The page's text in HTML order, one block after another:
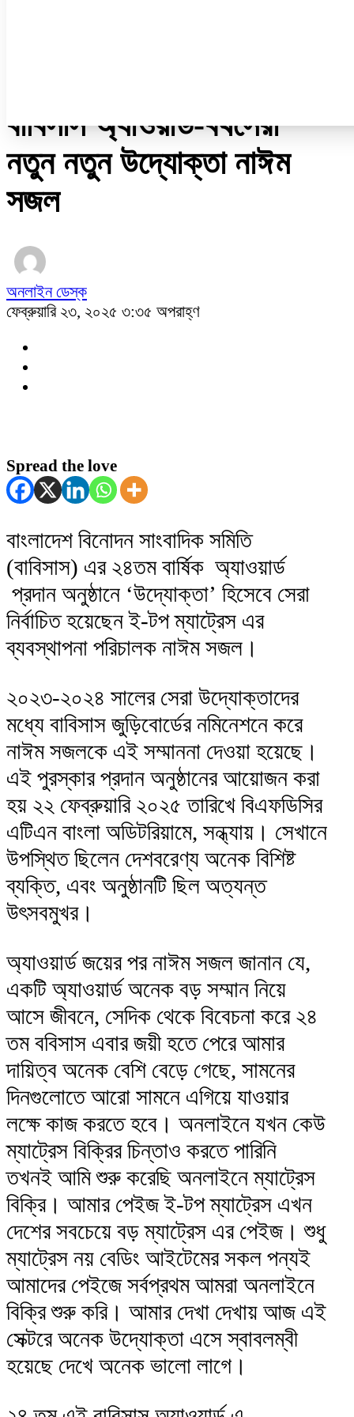
বাবিসাস অ্যাওয়ার্ড-বর্ষসেরা
নতুন নতুন উদ্যোক্তা নাঈম
সজল
অনলাইন ডেস্ক
ফেব্রুয়ারি ২৩, ২০২৫ ৩:৩৫ অপরাহ্ণ
Spread the love
বাংলাদেশ বিনোদন সাংবাদিক সমিতি
(বাবিসাস) এর ২৪তম বার্ষিক অ্যাওয়ার্ড
প্রদান অনুষ্ঠানে ‘উদ্যোক্তা’ হিসেবে সেরা
নির্বাচিত হয়েছেন ই-টপ ম্যাট্রেস এর
ব্যবস্থাপনা পরিচালক নাঈম সজল।
২০২৩-২০২৪ সালের সেরা উদ্যোক্তাদের
মধ্যে বাবিসাস জুড়িবোর্ডের নমিনেশনে করে
নাঈম সজলকে এই সম্মাননা দেওয়া হয়েছে।
এই পুরস্কার প্রদান অনুষ্ঠানের আয়োজন করা
হয় ২২ ফেব্রুয়ারি ২০২৫ তারিখে বিএফডিসির
এটিএন বাংলা অডিটরিয়ামে, সন্ধ্যায়। সেখানে
উপস্থিত ছিলেন দেশবরেণ্য অনেক বিশিষ্ট
ব্যক্তি, এবং অনুষ্ঠানটি ছিল অত্যন্ত
উৎসবমুখর।
অ্যাওয়ার্ড জয়ের পর নাঈম সজল জানান যে,
একটি অ্যাওয়ার্ড অনেক বড় সম্মান নিয়ে
আসে জীবনে, সেদিক থেকে বিবেচনা করে ২৪
তম ববিসাস এবার জয়ী হতে পেরে আমার
দায়িত্ব অনেক বেশি বেড়ে গেছে, সামনের
দিনগুলোতে আরো সামনে এগিয়ে যাওয়ার
লক্ষে কাজ করতে হবে। অনলাইনে যখন কেউ
ম্যাট্রেস বিক্রির চিন্তাও করতে পারিনি
তখনই আমি শুরু করেছি অনলাইনে ম্যাট্রেস
বিক্রি। আমার পেইজ ই-টপ ম্যাট্রেস এখন
দেশের সবচেয়ে বড় ম্যাট্রেস এর পেইজ। শুধু
ম্যাট্রেস নয় বেডিং আইটেমের সকল পন্যই
আমাদের পেইজে সর্বপ্রথম আমরা অনলাইনে
বিক্রি শুরু করি। আমার দেখা দেখায় আজ এই
সেক্টরে অনেক উদ্যোক্তা এসে স্বাবলম্বী
হয়েছে দেখে অনেক ভালো লাগে।